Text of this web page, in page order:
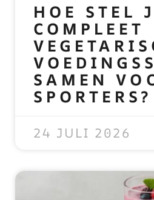
HOE STEL
COMPLEET
SAMEN
SPORTERS?
24 JULI 2026